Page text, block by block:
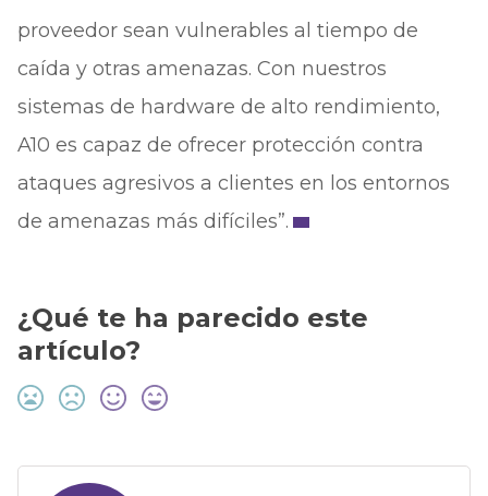
proveedor sean vulnerables al tiempo de
caída y otras amenazas. Con nuestros
sistemas de hardware de alto rendimiento,
A10 es capaz de ofrecer protección contra
ataques agresivos a clientes en los entornos
de amenazas más difíciles”.
¿Qué te ha parecido este
artículo?